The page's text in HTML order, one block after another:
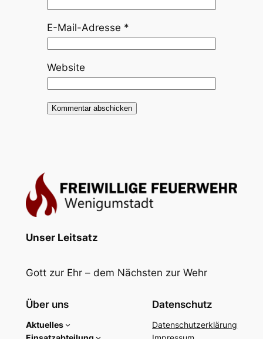
E-Mail-Adresse *
Website
Unser Leitsatz
Gott zur Ehr – dem Nächsten zur Wehr
Über uns
Aktuelles
Datenschutz
Datenschutzerklärung